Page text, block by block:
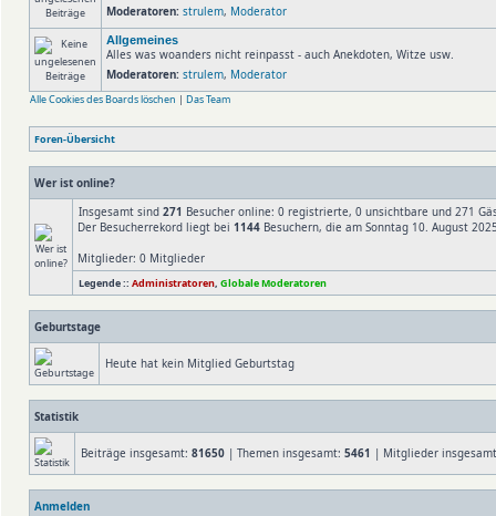
Moderatoren: strulem, Moderator
Allgemeines
Alles was woanders nicht reinpasst - auch Anekdoten, Witze usw.
Moderatoren: strulem, Moderator
Alle Cookies des Boards löschen | Das Team
Foren-Übersicht
Wer ist online?
Insgesamt sind 271 Besucher online: 0 registrierte, 0 unsichtbare und 271
Der Besucherrekord liegt bei 1144 Besuchern, die am Sonntag 10. August
Mitglieder: 0 Mitglieder
Legende :: Administratoren, Globale Moderatoren
Geburtstage
Heute hat kein Mitglied Geburtstag
Statistik
Beiträge insgesamt: 81650 | Themen insgesamt: 5461 | Mitglieder
Anmelden